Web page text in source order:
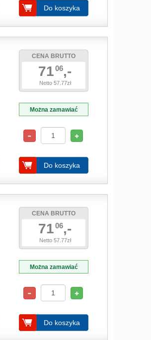
Do koszyka
CENA BRUTTO
71 06,-
Netto 57.77zł
Można zamawiać
Do koszyka
CENA BRUTTO
71 06,-
Netto 57.77zł
Można zamawiać
Do koszyka